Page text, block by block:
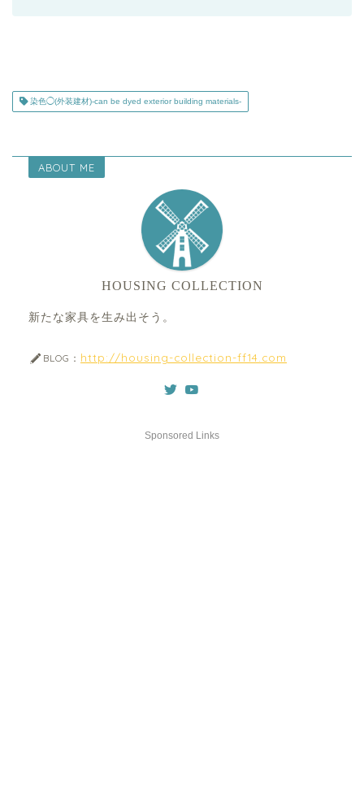
染色◯(外装建材)-can be dyed exterior building materials-
ABOUT ME
HOUSING COLLECTION
新たな家具を生み出そう。
BLOG： http://housing-collection-ff14.com
Sponsored Links